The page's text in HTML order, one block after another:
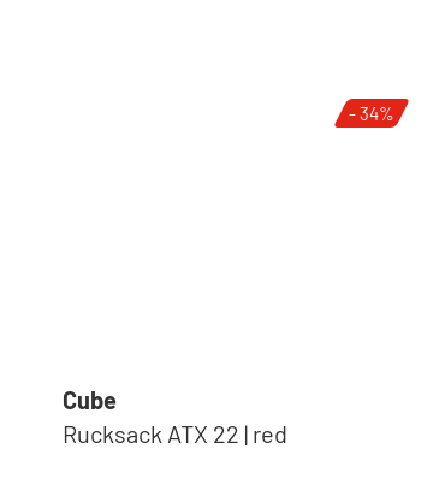
- 34%
Cube
Rucksack ATX 22 | red